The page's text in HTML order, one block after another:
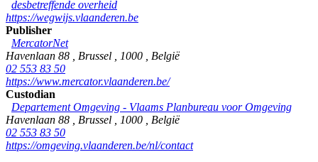
desbetreffende overheid
https://wegwijs.vlaanderen.be
Publisher
MercatorNet
Havenlaan 88
Brussel 1000
België
02 553 83 50
https://www.mercator.vlaanderen.be/
Custodian
Departement Omgeving - Vlaams Planbureau voor Omgeving
Havenlaan 88
Brussel 1000
België
02 553 83 50
https://omgeving.vlaanderen.be/nl/contact